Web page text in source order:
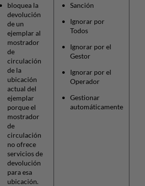
bloquea la
devolución
de un
ejemplar al
mostrador
de
circulación
de la
ubicación
actual del
ejemplar
porque el
mostrador
de
circulación
no ofrece
servicios de
devolución
para esa
ubicación.
Sanción
Ignorar por
Todos
Ignorar por el
Gestor
Ignorar por el
Operador
Gestionar
automáticamente